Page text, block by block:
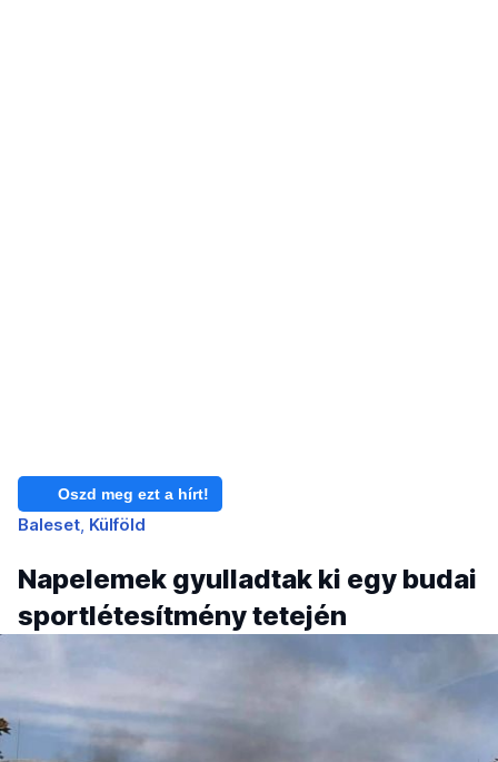
Oszd meg ezt a hírt!
Baleset Külföld
Napelemek gyulladtak ki egy budai
sportlétesítmény tetején